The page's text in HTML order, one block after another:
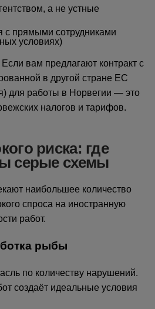
а не устные
с прямыми сотрудниками
условиях)
Если вам предлагают контракт с
в другой стране ЕС
для работы в Норвегии — это
налогов и тарифов.
риска: где
серые схемы
наибольшее количество
спроса на иностранную
работ.
рыбы
по количеству нарушений.
создаёт идеальные условия